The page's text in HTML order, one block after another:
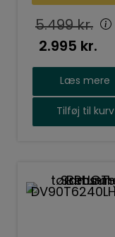
5.499kr.
2.995 kr.
Læs mere
Tilføj til kurv